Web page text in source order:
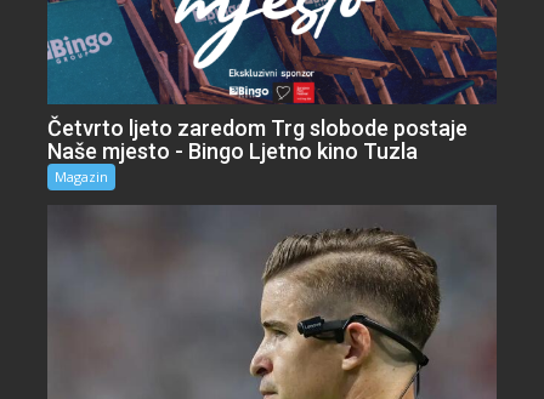
Četvrto ljeto zaredom Trg slobode postaje
Naše mjesto - Bingo Ljetno kino Tuzla
Magazin